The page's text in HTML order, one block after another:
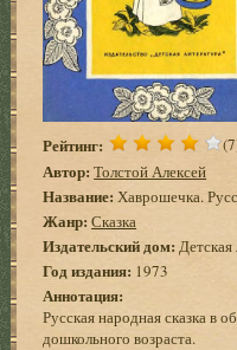
Рейтинг:
Автор: Толстой Алексей
Название: Хаврошечка.
Жанр: Сказка
Издательский дом: Детская
Год издания: 1973
Аннотация:
Русская народная сказка в
дошкольного возраста.